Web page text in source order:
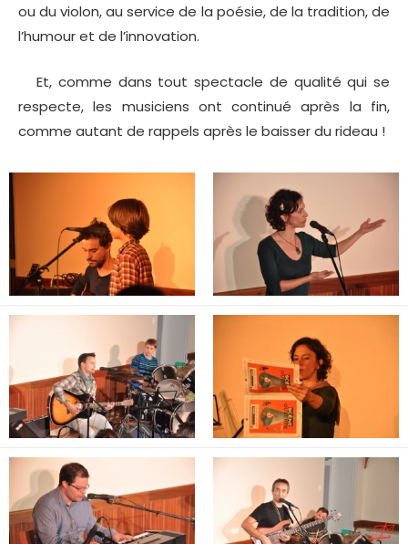
ou du violon, au service de la poésie, de la tradition, de
l’humour et de l’innovation.
Et, comme dans tout spectacle de qualité qui se
respecte, les musiciens ont continué après la fin,
comme autant de rappels après le baisser du rideau !